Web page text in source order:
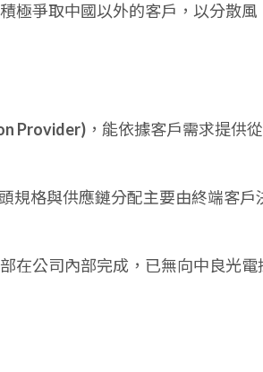
極爭取中國以外的客戶，以分散風
Provider) ，能依據客戶需求提供
規格與供應鏈分配主要由終端客戶
在公司內部完成，已無向中良光電